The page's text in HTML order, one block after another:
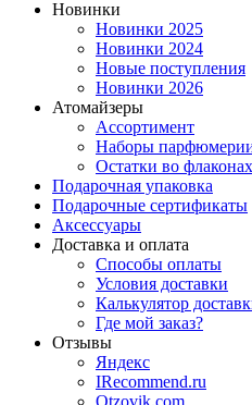
Новинки
Новинки 2025
Новинки 2024
Новые поступления
Новинки 2026
Атомайзеры
Ассортимент
Наборы
Остатки во флаконах
Подарочная упаковка
Подарочные сертификаты
Аксессуары
Доставка и оплата
Способы оплаты
Условия доставки
Калькулятор
Где мой заказ?
Отзывы
Яндекс
IRecommend.ru
Otzovik.com